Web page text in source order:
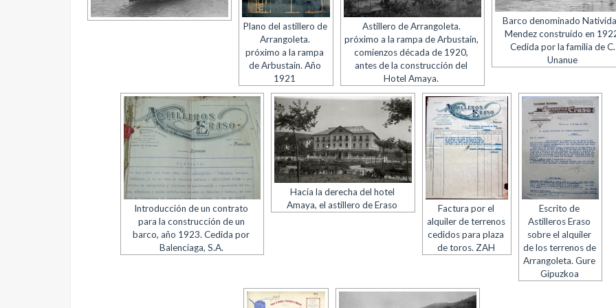
Plano del astillero de
Arrangoleta.
próximo a la rampa
de Arbustain. Año
1921
Astillero de Arrangoleta.
próximo a la rampa de Arbustain,
comienzos década de 1920,
antes de la construcción del
Hotel Amaya.
Barco denominado
Mendez construído en
Cedida por la familia de C.
Unanue
Introducción de un contrato
para la construcción de un
barco, año 1923. Cedida por
Balenciaga, S.A.
Hacia la derecha del hotel
Amaya, el astillero de Eraso
Factura por el
alquiler de terrenos
cedidos para plaza
de toros. ZAH
Escrito de
Astilleros Eraso
sobre el alquiler
de los terrenos de
Arrangoleta. Gure
Gipuzkoa